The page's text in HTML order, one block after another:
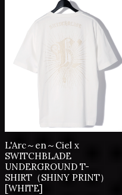
L'Arc～en～Ciel x
SWITCHBLADE
UNDERGROUND T-
SHIRT（SHINY PRINT）
[WHITE]